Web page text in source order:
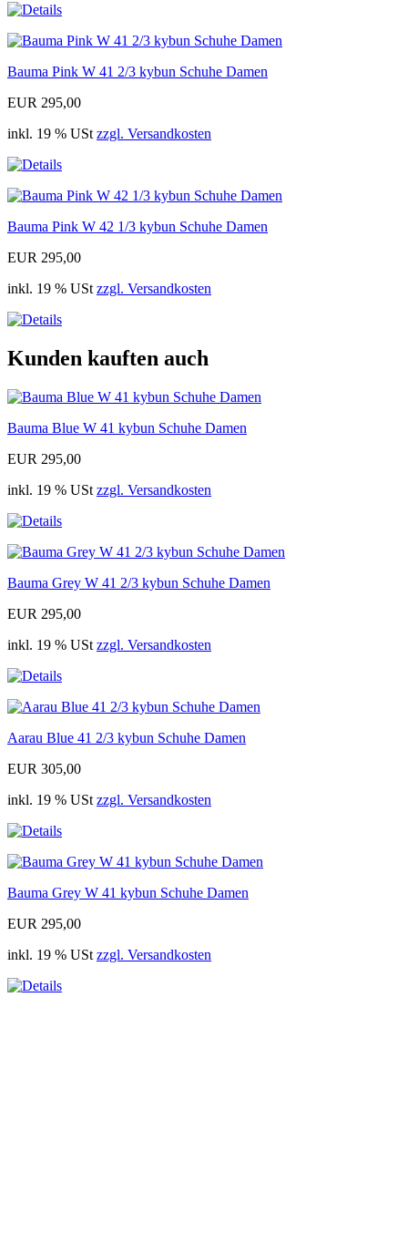
Bauma Pink W 41 2/3 kybun Schuhe Damen
EUR 295,00
inkl. 19 % USt zzgl. Versandkosten
Bauma Pink W 42 1/3 kybun Schuhe Damen
EUR 295,00
inkl. 19 % USt zzgl. Versandkosten
Kunden kauften auch
Bauma Blue W 41 kybun Schuhe Damen
EUR 295,00
inkl. 19 % USt zzgl. Versandkosten
Bauma Grey W 41 2/3 kybun Schuhe Damen
EUR 295,00
inkl. 19 % USt zzgl. Versandkosten
Aarau Blue 41 2/3 kybun Schuhe Damen
EUR 305,00
inkl. 19 % USt zzgl. Versandkosten
Bauma Grey W 41 kybun Schuhe Damen
EUR 295,00
inkl. 19 % USt zzgl. Versandkosten